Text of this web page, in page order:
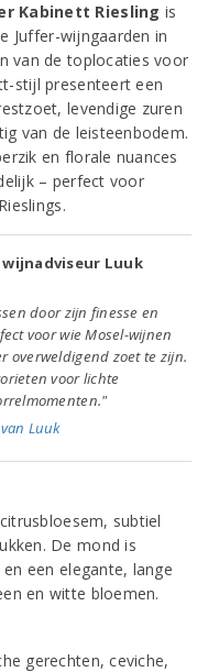
Kabinett Riesling is
Juffer-wijngaarden in
van de toplocaties voor
stijl presenteert een
levendige zuren
van de leisteenbodem.
en florale nuances
– perfect voor
Luuk
door zijn finesse en
voor wie Mosel-wijnen
overweldigend zoet te zijn.
voor lichte
Luuk
subtiel
De mond is
een elegante, lange
en witte bloemen.
gerechten, ceviche,